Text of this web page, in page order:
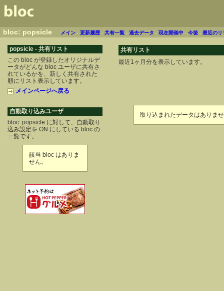
bloc: popsicle メイン -更新履歴 -共有一覧 -過去データ -現在開催中 -今後 -最近のリ
popsicle - 共有リスト
この bloc が登録したオリジナルデ
ータがどんな bloc ユーザに共有さ
れているかを、新しく共有された
順にリスト表示しています。
メインページへ戻る
自動取り込みユーザ
bloc: popsicle に対して、自動取り
込み設定を ON にしている bloc の
一覧です。
該当 bloc はありま
せん。
共有リスト
最近1ヶ月分を表示しています。
取り込まれたデータはありま